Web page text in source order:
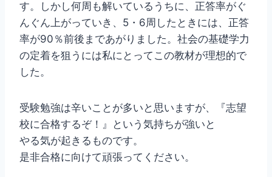
す。しかし何周も解いているうちに、正答率がぐ
んぐん上がっていき、5・6周したときには、正答
率が90％前後まであがりました。社会の基礎学力
の定着を狙うには私にとってこの教材が理想的で
した。
受験勉強は辛いことが多いと思いますが、『志望
校に合格するぞ！』という気持ちが強いと
やる気が起きるものです。
是非合格に向けて頑張ってください。